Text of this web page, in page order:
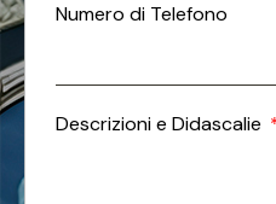
Numero di Telefono
Descrizioni e Didascalie